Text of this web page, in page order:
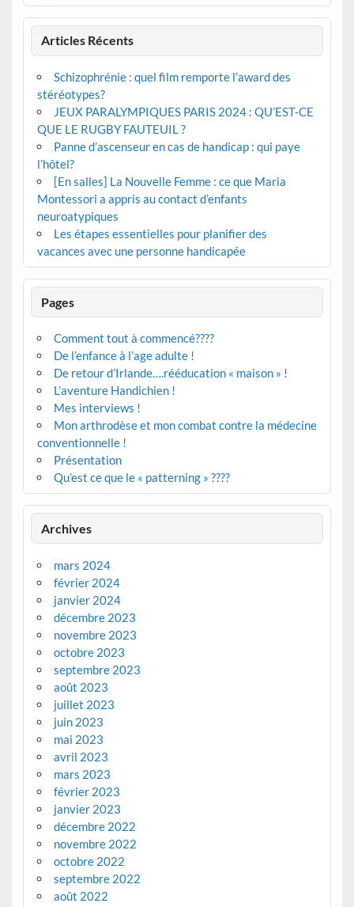
Articles Récents
Schizophrénie : quel film remporte l’award des
stéréotypes?
JEUX PARALYMPIQUES PARIS 2024 : QU’EST-CE
QUE LE RUGBY FAUTEUIL ?
Panne d’ascenseur en cas de handicap : qui paye
l’hôtel?
[En salles] La Nouvelle Femme : ce que Maria
Montessori a appris au contact d’enfants
neuroatypiques
Les étapes essentielles pour planifier des
vacances avec une personne handicapée
Pages
Comment tout à commencé????
De l’enfance à l’age adulte !
De retour d’Irlande….rééducation « maison » !
L’aventure Handichien !
Mes interviews !
Mon arthrodèse et mon combat contre la médecine
conventionnelle !
Présentation
Qu’est ce que le « patterning » ????
Archives
mars 2024
février 2024
janvier 2024
décembre 2023
novembre 2023
octobre 2023
septembre 2023
août 2023
juillet 2023
juin 2023
mai 2023
avril 2023
mars 2023
février 2023
janvier 2023
décembre 2022
novembre 2022
octobre 2022
septembre 2022
août 2022